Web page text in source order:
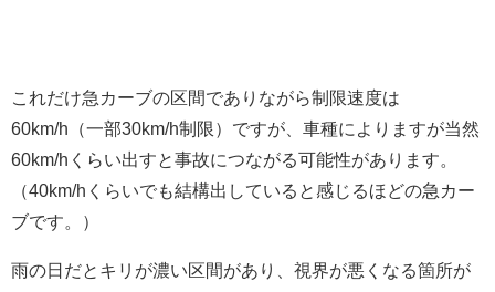
これだけ急カーブの区間でありながら制限速度は
60km/h（一部30km/h制限）ですが、車種によりますが当然
60km/hくらい出すと事故につながる可能性があります。
（40km/hくらいでも結構出していると感じるほどの急カー
ブです。）
雨の日だとキリが濃い区間があり、視界が悪くなる箇所が